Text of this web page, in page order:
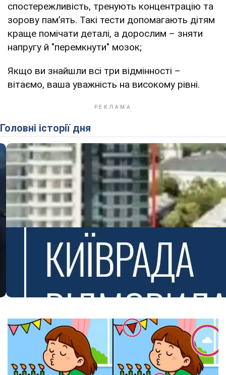
спостережливість, тренують концентрацію та
зорову пам’ять. Такі тести допомагають дітям
краще помічати деталі, а дорослим – зняти
напругу й "перемкнути" мозок;
Якщо ви знайшли всі три відмінності –
вітаємо, ваша уважність на високому рівні.
Головні історії дня